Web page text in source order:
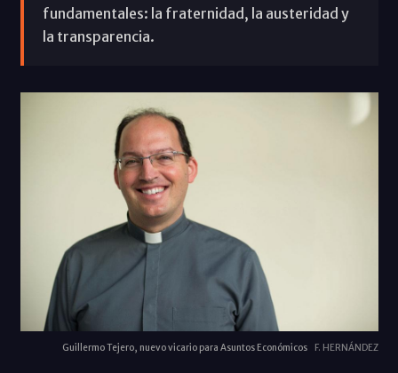
fundamentales: la fraternidad, la austeridad y
la transparencia.
Guillermo Tejero, nuevo vicario para Asuntos Económicos F. HERNÁNDEZ